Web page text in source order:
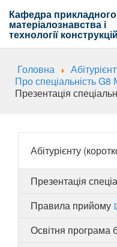
Кафедра прикладного
матеріалознавства і
технології
Головна
Про спеціальність
Презентація
Абітурієнту
Презентація
Правила прийому
Освітня програма